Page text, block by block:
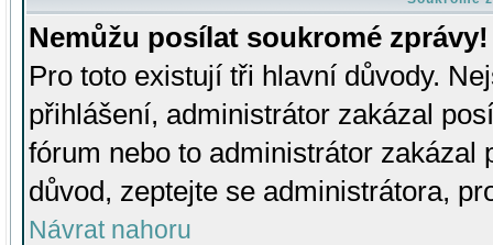
Nemůžu posílat soukromé zprávy!
Pro toto existují tři hlavní důvody.
přihlášení, administrátor zakázal
fórum nebo to administrátor zakázal
důvod, zeptejte se administrátora,
Návrat nahoru